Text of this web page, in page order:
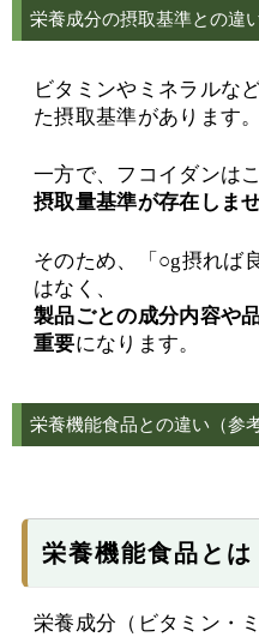
栄養成分の摂取基準との違
ビタミンやミネラルな
た摂取基準があります。
一方で、フコイダンは
摂取量基準が存在しませ
そのため、「○g摂れば
はなく、
製品ごとの成分内容や
重要になります。
栄養機能食品との違い（参
栄養機能食品とは
栄養成分（ビタミン・